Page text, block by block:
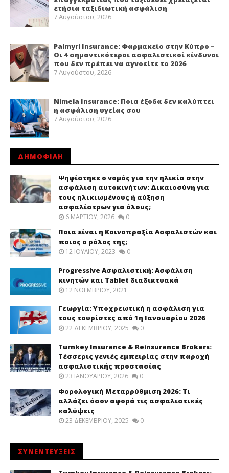
ετήσια ταξιδιωτική ασφάλιση
7 Αυγούστου, 2026
Palmyri Insurance: Φαρμακείο στην Κύπρο –
Οι 4 σημαντικότεροι ασφαλιστικοί κίνδυνοι
που δεν πρέπει να αγνοείτε το 2026
7 Αυγούστου, 2026
Nimela Insurance: Ποια έξοδα δεν καλύπτει
η ασφάλιση υγείας σου
7 Αυγούστου, 2026
ΔΗΜΟΦΙΛΗ
Ψηφίστηκε ο νομός για την ηλικία στην
ασφάλιση αυτοκινήτων: Δικαιοσύνη για
τους ηλικιωμένους ή αύξηση
ασφαλίστρων για όλους;
6 ΜΑΡΤΊΟΥ, 2026 0
Ποια είναι η Κοινοπραξία Ασφαλιστών και
ποιος ο ρόλος της;
12 ΙΟΥΛΊΟΥ, 2023 0
Progressive Ασφαλιστική: Ασφάλιση
κινητών και Tablet διαδικτυακά
12 ΝΟΕΜΒΡΊΟΥ, 2021
Γεωργία: Υποχρεωτική η ασφάλιση για
τους τουρίστες από 1η Ιανουαρίου 2026
22 ΔΕΚΕΜΒΡΊΟΥ, 2025 0
Turnkey Insurance & Reinsurance Brokers:
Τέσσερις γενιές εμπειρίας στην παροχή
ασφαλιστικής προστασίας
23 ΙΑΝΟΥΑΡΊΟΥ, 2026 0
Φορολογική Μεταρρύθμιση 2026: Τι
αλλάζει όσον αφορά τις ασφαλιστικές
καλύψεις
23 ΔΕΚΕΜΒΡΊΟΥ, 2025 0
ΣΥΝΕΝΤΕΥΞΕΙΣ